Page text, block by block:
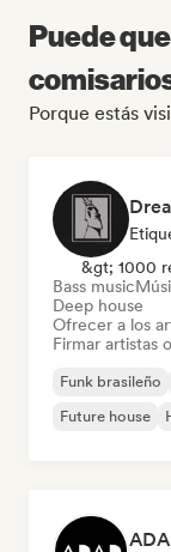
Puede
Porque estás
&gt; 1000
Bass music
Deep house
Ofrecer a los
Firmar artistas
Funk brasileño
Future house